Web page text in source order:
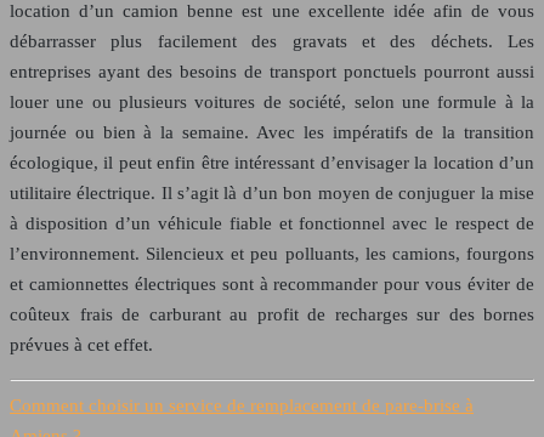
location d’un camion benne est une excellente idée afin de vous
débarrasser plus facilement des gravats et des déchets. Les
entreprises ayant des besoins de transport ponctuels pourront aussi
louer une ou plusieurs voitures de société, selon une formule à la
journée ou bien à la semaine. Avec les impératifs de la transition
écologique, il peut enfin être intéressant d’envisager la location d’un
utilitaire électrique. Il s’agit là d’un bon moyen de conjuguer la mise
à disposition d’un véhicule fiable et fonctionnel avec le respect de
l’environnement. Silencieux et peu polluants, les camions, fourgons
et camionnettes électriques sont à recommander pour vous éviter de
coûteux frais de carburant au profit de recharges sur des bornes
prévues à cet effet.
Comment choisir un service de remplacement de pare-brise à